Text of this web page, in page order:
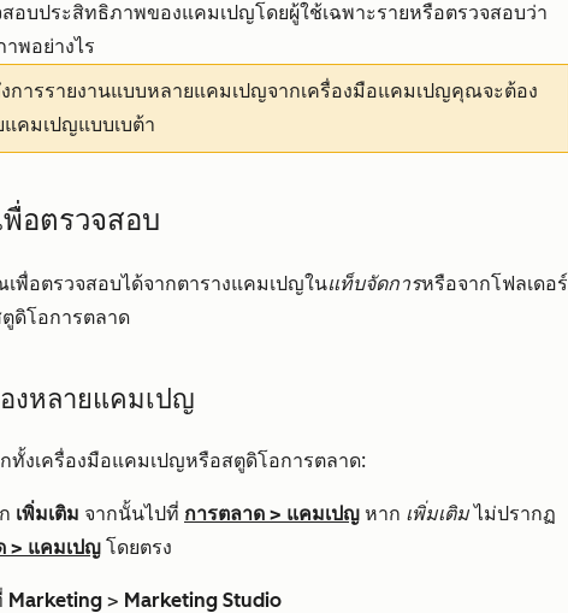
อบประสิทธิภาพของแคมเปญโดยผู้ใช้เฉพาะรายหรือตรวจสอบว่า
พอย่างไร
การรายงานแบบหลายแคมเปญจากเครื่องมือแคมเปญคุณจะต้อง
คมเปญแบบเบต้า
อตรวจสอบ
อตรวจสอบได้จากตารางแคมเปญในแท็บจัดการหรือจากโฟลเดอร์
ดิโอการตลาด
งหลายแคมเปญ
ทั้งเครื่องมือแคมเปญหรือสตูดิโอการตลาด:
เพิ่มเติม จากนั้นไปที่ การตลาด > แคมเปญ หาก เพิ่มเติมไม่ปรากฏ
> แคมเปญ โดยตรง
Marketing > Marketing Studio